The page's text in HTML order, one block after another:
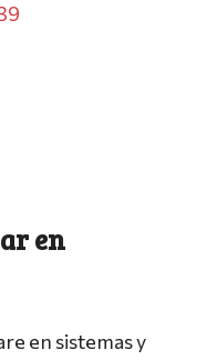
en
en sistemas y